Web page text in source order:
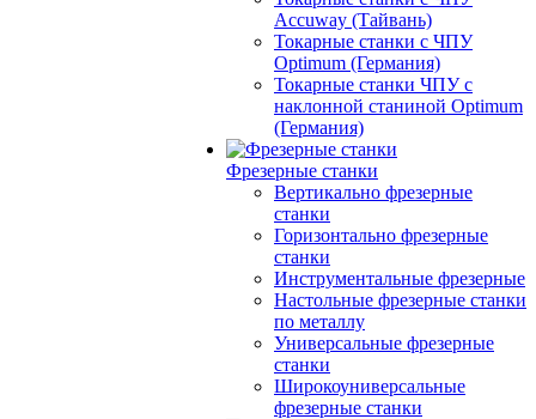
Accuway (Тайвань)
Токарные станки с ЧПУ
Optimum (Германия)
Токарные станки ЧПУ с
наклонной станиной Optimum
(Германия)
Фрезерные станки
Вертикально фрезерные
станки
Горизонтально фрезерные
станки
Инструментальные фрезерные
Настольные фрезерные станки
по металлу
Универсальные фрезерные
станки
Широкоуниверсальные
фрезерные станки